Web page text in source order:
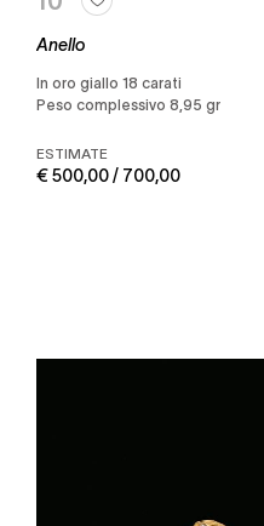
Anello
in oro giallo 18 carati
Peso complessivo 8,95 gr
ESTIMATE
€ 500,00 / 700,00